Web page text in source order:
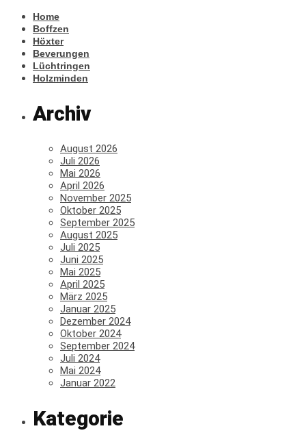
Home
Boffzen
Höxter
Beverungen
Lüchtringen
Holzminden
Archiv
August 2026
Juli 2026
Mai 2026
April 2026
November 2025
Oktober 2025
September 2025
August 2025
Juli 2025
Juni 2025
Mai 2025
April 2025
März 2025
Januar 2025
Dezember 2024
Oktober 2024
September 2024
Juli 2024
Mai 2024
Januar 2022
Kategorie